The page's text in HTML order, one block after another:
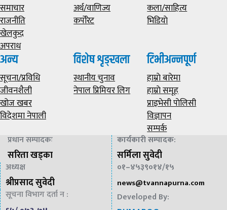
समाचार
राजनीति
खेलकुद
अपराध
अर्थ/वाणिज्य
कर्पोरेट
कला/साहित्य
भिडियाे
अन्य
सूचना/प्रविधि
जीवनशैली
खोज खबर
विदेशमा नेपाली
विशेष शृङ्खला
स्थानीय चुनाव
नेपाल प्रिमियर लिग
टिभीअन्नपूर्ण
हाम्राे बारेमा
हाम्राे समूह
प्राइभेसी पाेलिसी
विज्ञापन
सम्पर्क
प्रधान सम्पादकः
सरिता खड्का
कार्यकारी सम्पादक:
सर्मिला सुवेदी
अध्यक्ष
श्रीप्रसाद सुवेदी
०१–४५३९०१४/१५
news@tvannapurna.com
सूचना विभाग दर्ता न :
Developed By: